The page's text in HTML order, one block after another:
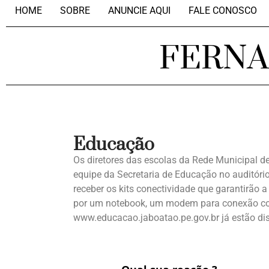
HOME SOBRE ANUNCIE AQUI FALE CONOSCO
Educação
Os diretores das escolas da Rede Municipal
equipe da Secretaria de Educação no
receber os kits conectividade que garantirão
por um notebook, um modem para conexão
www.educacao.jaboatao.pe.gov.br já estão